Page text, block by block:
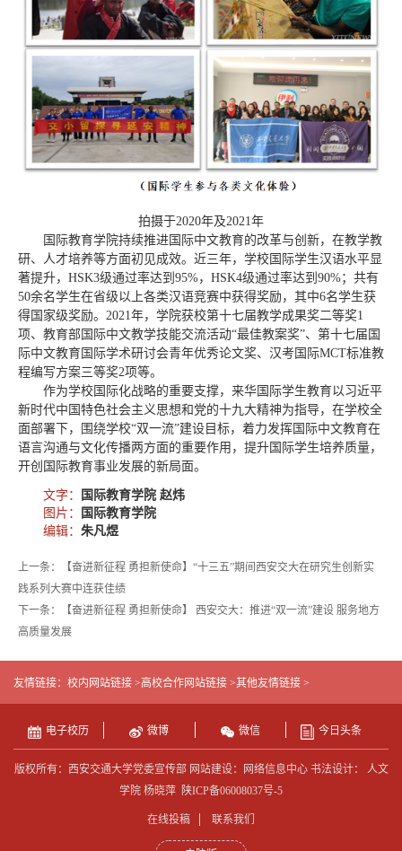
拍摄于2020年及2021年
国际教育学院持续推进国际中文教育的改革与创新，在教学教
研、人才培养等方面初见成效。近三年，学校国际学生汉语水平显
著提升，HSK3级通过率达到95%，HSK4级通过率达到90%；共有
50余名学生在省级以上各类汉语竞赛中获得奖励，其中6名学生获
得国家级奖励。2021年，学院获校第十七届教学成果奖二等奖1
项、教育部国际中文教学技能交流活动“最佳教案奖”、第十七届国
际中文教育国际学术研讨会青年优秀论文奖、汉考国际MCT标准教
程编写方案三等奖2项等。
作为学校国际化战略的重要支撑，来华国际学生教育以习近平
新时代中国特色社会主义思想和党的十九大精神为指导，在学校全
面部署下，围绕学校“双一流”建设目标，着力发挥国际中文教育在
语言沟通与文化传播两方面的重要作用，提升国际学生培养质量，
开创国际教育事业发展的新局面。
文字：
国际教育学院 赵炜
图片：
国际教育学院
编辑： 朱凡煜
上一条：【奋进新征程 勇担新使命】“十三五”期间西安交大在研究生创新实
践系列大赛中连获佳绩
下一条：【奋进新征程 勇担新使命】 西安交大：推进“双一流”建设 服务地方
高质量发展
友情链接： 校内网站链接 >高校合作网站链接 >其他友情链接 >
电子校历 微博 微信 今日头条
版权所有：西安交通大学党委宣传部 网站建设：网络信息中心 书法设计： 人文
学院 杨晓萍 陕ICP备06008037号-5
在线投稿 联系我们